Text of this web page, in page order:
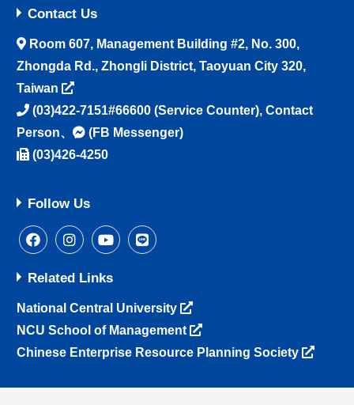
Contact Us
Room 607, Management Building #2, No. 300,
Zhongda Rd., Zhongli District, Taoyuan City 320,
Taiwan
(03)422-7151#66600 (Service Counter),Contact
Person、
(FB Messenger)
(03)426-4250
Follow Us
Related Links
National Central University
NCU School of Management
Chinese Enterprise Resource Planning Society